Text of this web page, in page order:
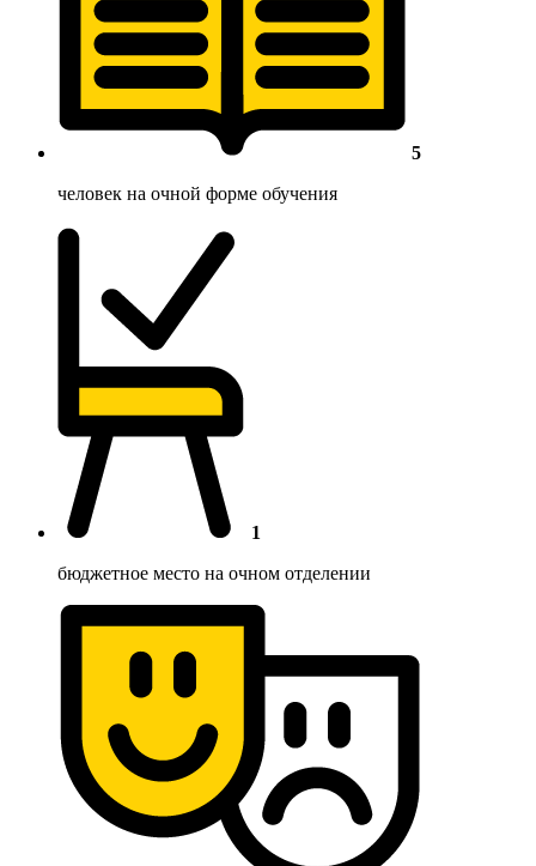
5
человек на очной форме обучения
1
бюджетное место на очном отделении